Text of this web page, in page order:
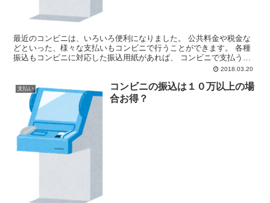
最近のコンビニは、いろいろ便利になりました。 公共料金や税金な
どといった、様々な支払いもコンビニで行うことができます。 各種
振込もコンビニに対応した振込用紙があれば、 コンビニで支払うこ
とができます。 では、３０万円以上などの高額の場合はど...2018.03.20
支払い
コンビニの振込は１０万以上の場
合お得？